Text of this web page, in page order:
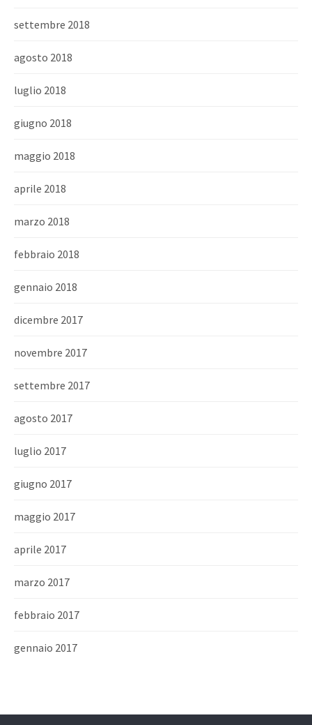
settembre 2018
agosto 2018
luglio 2018
giugno 2018
maggio 2018
aprile 2018
marzo 2018
febbraio 2018
gennaio 2018
dicembre 2017
novembre 2017
settembre 2017
agosto 2017
luglio 2017
giugno 2017
maggio 2017
aprile 2017
marzo 2017
febbraio 2017
gennaio 2017